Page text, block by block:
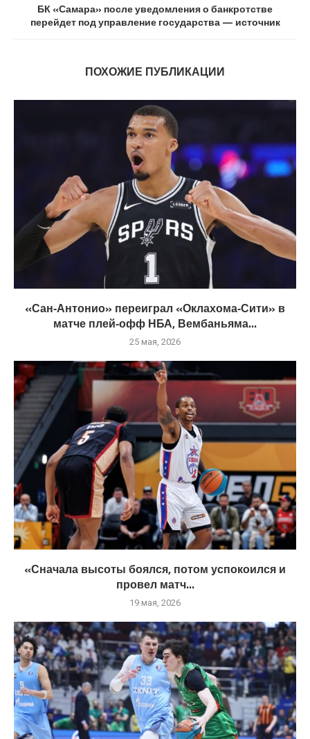
БК «Самара» после уведомления о банкротстве
перейдет под управление государства — источник
ПОХОЖИЕ ПУБЛИКАЦИИ
«Сан‑Антонио» переиграл «Оклахома‑Сити» в
матче плей‑офф НБА, Вембаньяма...
25 мая, 2026
«Сначала высоты боялся, потом успокоился и
провел матч...
19 мая, 2026